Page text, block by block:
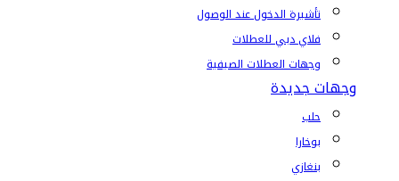
تأشيرة الدخول عند الوصول
فلاي دبي للعطلات
وجهات العطلات الصيفية
وجهات جديدة
حلب
بوخارا
بنغازي